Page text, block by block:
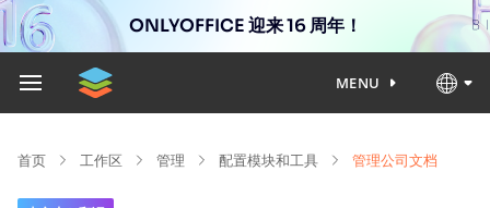
ONLYOFFICE 迎来 16 周年！
MENU
首页 工作区 管理 配置模块和工具 管理公司文档